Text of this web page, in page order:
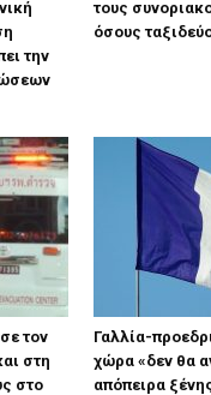
την
τους
όσους
τον
στη
στο
Γαλλία-
χώρα «δεν θα
απόπειρα